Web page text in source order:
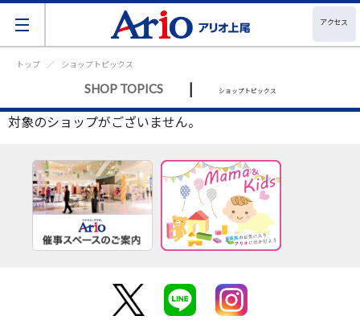
アクセス
トップ ショップトピックス
SHOP TOPICS | ショップトピックス
対象のショップがございません。